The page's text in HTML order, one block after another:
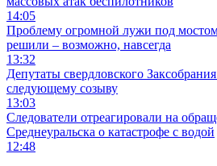
14:05
Проблему огромной лужи под
решили – возможно, навсегда
13:32
Депутаты свердловского
следующему созыву
13:03
Следователи отреагировали на
Среднеуральска о катастрофе с водой
12:48